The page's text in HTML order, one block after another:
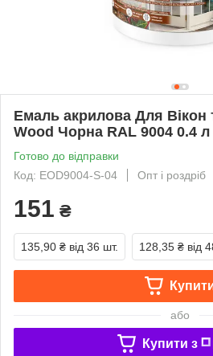
Емаль акрилова Для Вікон
Wood Чорна RAL 9004 0.4 л
Готово до відправки
Код: EOD9004-S-04
Опт і роздріб
151 ₴
135,90 ₴ від 36 шт. 128,35 ₴ від
або
Купити з